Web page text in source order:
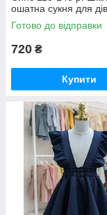
ошатна сукня для
Готово до відправки
720 ₴
Купити